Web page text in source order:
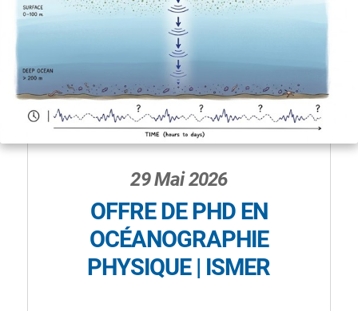
29 Mai 2026
OFFRE DE PHD EN
OCÉANOGRAPHIE
PHYSIQUE | ISMER